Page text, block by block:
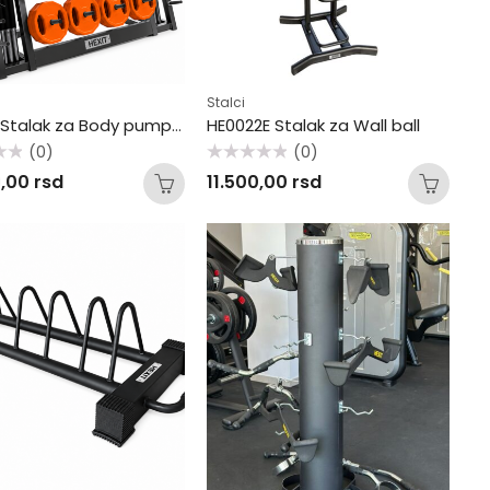
HE0019 Stalak za Body pump setove
(0)
rsd
Stalci
HE0022E Stalak za Wall ball
5
(0)
11.500,00 rsd